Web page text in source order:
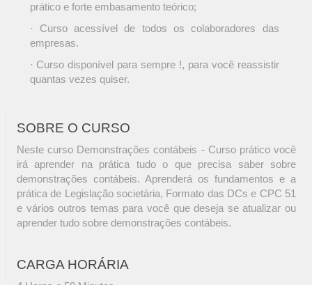
prático e forte embasamento teórico;
· Curso acessível de todos os colaboradores das
empresas.
· Curso disponível para sempre !, para você reassistir
quantas vezes quiser.
SOBRE O CURSO
Neste curso Demonstrações contábeis - Curso prático você
irá aprender na prática tudo o que precisa saber sobre
demonstrações contábeis. Aprenderá os fundamentos e a
prática de Legislação societária, Formato das DCs e CPC 51
e vários outros temas para você que deseja se atualizar ou
aprender tudo sobre demonstrações contábeis.
CARGA HORÁRIA